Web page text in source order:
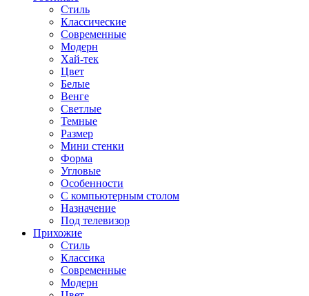
Стиль
Классические
Современные
Модерн
Хай-тек
Цвет
Белые
Венге
Светлые
Темные
Размер
Мини стенки
Форма
Угловые
Особенности
С компьютерным столом
Назначение
Под телевизор
Прихожие
Стиль
Классика
Современные
Модерн